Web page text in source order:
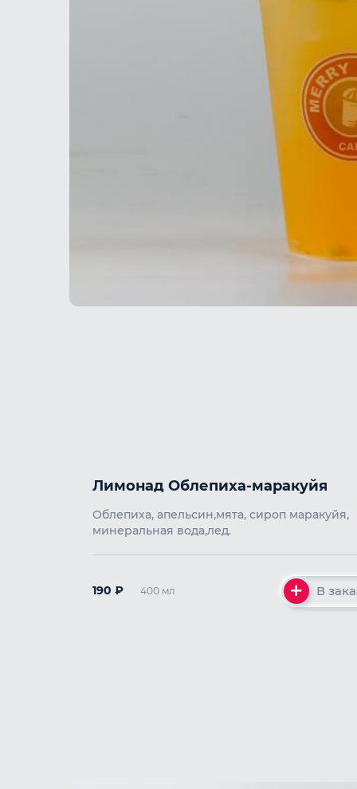
Лимонад Облепиха-маракуйя
Облепиха, апельсин,мята, сироп маракуйя,
минеральная вода,лед.
190 ₽ 400 мл В